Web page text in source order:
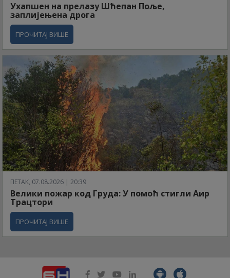
Ухапшен на прелазу Шћепан Поље,
заплијењена дрога
ПРОЧИТАЈ ВИШЕ
ПЕТАК, 07.08.2026 | 20:39
Велики пожар код Груда: У помоћ стигли Аир
Трацтори
ПРОЧИТАЈ ВИШЕ